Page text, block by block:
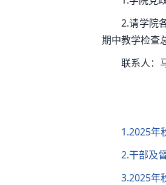
2.请学院
期中教学检查
联系人
1.2025年
2.干部及
3.2025年